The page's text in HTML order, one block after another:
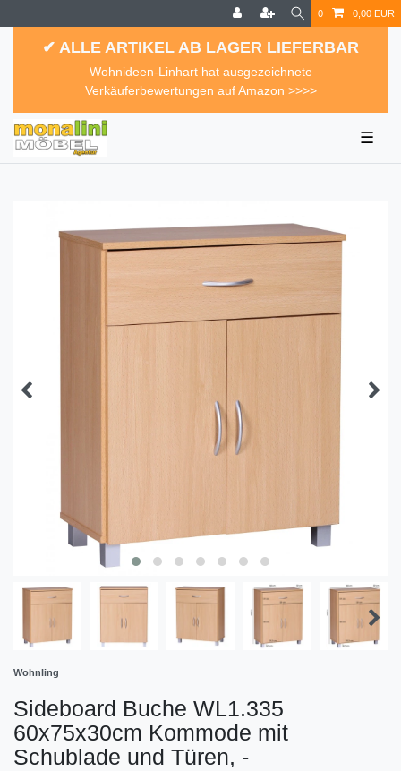
0 0,00 EUR
✔ ALLE ARTIKEL AB LAGER LIEFERBAR
Wohnideen-Linhart hat ausgezeichnete
Verkäuferbewertungen auf Amazon >>>>
☰
Wohnling
Sideboard Buche WL1.335
60x75x30cm Kommode mit
Schublade und Türen, -